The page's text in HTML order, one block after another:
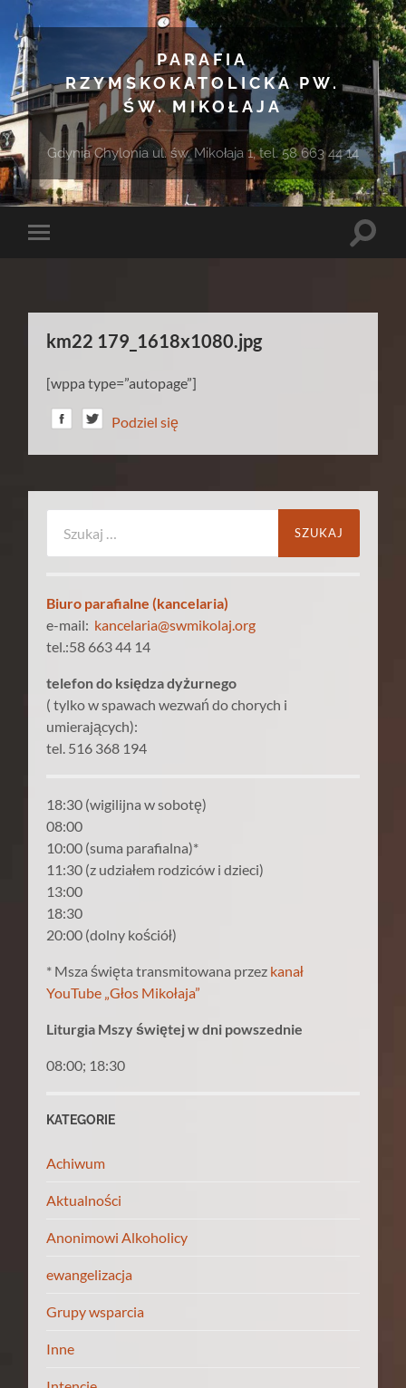
PARAFIA
RZYMSKOKATOLICKA PW.
ŚW. MIKOŁAJA
Gdynia Chylonia ul. św. Mikołaja 1, tel. 58 663 44 14
Toggle
Toggle
km22 179_1618x1080.jpg
[wppa type=”autopage”]
Podziel się
Biuro parafialne (kancelaria)
e-mail: kancelaria@swmikolaj.org
tel.:58 663 44 14
telefon do księdza dyżurnego
( tylko w spawach wezwań do chorych i
umierających):
tel. 516 368 194
18:30 (wigilijna w sobotę)
08:00
10:00 (suma parafialna)*
11:30 (z udziałem rodziców i dzieci)
13:00
18:30
20:00 (dolny kościół)
* Msza święta transmitowana przez kanał
YouTube „Głos Mikołaja”
Liturgia Mszy świętej w dni powszednie
08:00; 18:30
KATEGORIE
Achiwum
Aktualności
Anonimowi Alkoholicy
ewangelizacja
Grupy wsparcia
Inne